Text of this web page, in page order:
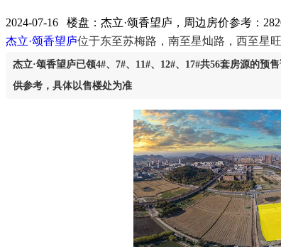
2024-07-16 楼盘： 杰立·颂香望庐，周边房价参考：
杰立·颂香望庐位于东至苏梅路，南至星灿路，西至星
杰立·颂香望庐已领4#、7#、11#、12#、17#共56套房源的预
供参考，具体以售楼处为准